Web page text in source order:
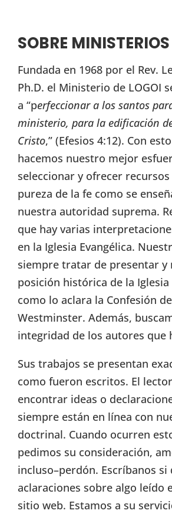
SOBRE
Fundada en 1968 por el Rev.
Ph.D. el Ministerio de LOGOI
a “perfeccionar a los santos
ministerio, para la edificación
Cristo,” (Efesios 4:12). Con
hacemos nuestro mejor
seleccionar y ofrecer
pureza de la fe como se
nuestra autoridad suprema.
que hay varias
en la Iglesia Evangélica.
siempre tratar de presentar y
posición histórica de la Iglesia
como lo aclara la Confesión
Westminster. Además,
integridad de los autores que
Sus trabajos se presentan
como fueron escritos. El
encontrar ideas o
siempre están en línea con
doctrinal. Cuando ocurren
pedimos su consideración,
incluso–perdón. Escríbanos si
aclaraciones sobre algo leído
sitio web. Estamos a su